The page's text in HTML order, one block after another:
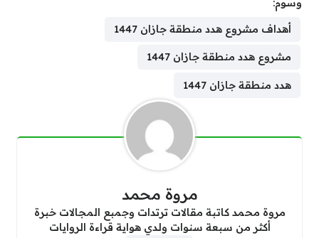
أهداف مشروع هدد منطقة جازان 1447
مشروع هدد منطقة جازان 1447
هدد منطقة جازان 1447
مروة محمد
مروة محمد كاتبة مقالات ترتدات وجمبع المجالات خبرة
أكثر من سبعة سنوات ولدي هواية قراءة الروايات